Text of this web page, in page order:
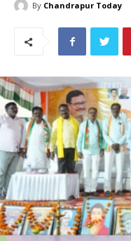
By Chandrapur Today